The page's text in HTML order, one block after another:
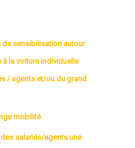
sensibilisation autour
la voiture individuelle
/ agents et/ou du grand
mobilité
salariés/agents une